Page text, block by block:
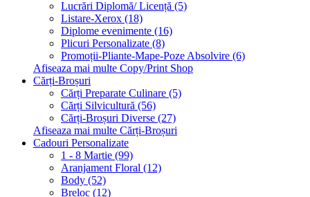
Lucrări Diplomă/ Licență (5)
Listare-Xerox (18)
Diplome evenimente (16)
Plicuri Personalizate (8)
Promoții-Pliante-Mape-Poze Absolvire (6)
Afiseaza mai multe Copy/Print Shop
Cărți-Broșuri
Cărți Preparate Culinare (5)
Cărți Silvicultură (56)
Cărți-Broșuri Diverse (27)
Afiseaza mai multe Cărți-Broșuri
Cadouri Personalizate
1 - 8 Martie (99)
Aranjament Floral (12)
Body (52)
Breloc (12)